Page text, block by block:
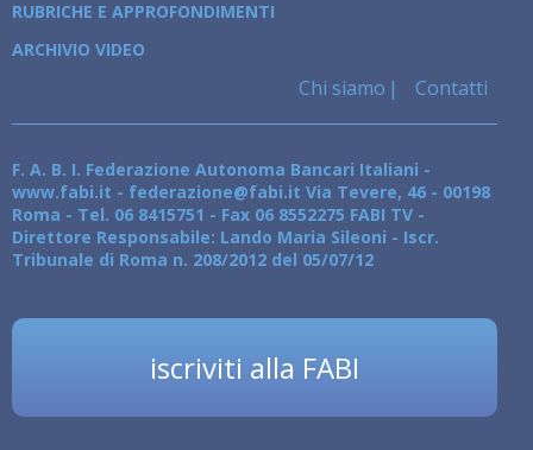
RUBRICHE E APPROFONDIMENTI
ARCHIVIO VIDEO
Chi siamo Contatti
F. A. B. I. Federazione Autonoma Bancari Italiani -
www.fabi.it - federazione@fabi.it Via Tevere, 46 - 00198
Roma - Tel. 06 8415751 - Fax 06 8552275 FABI TV -
Direttore Responsabile: Lando Maria Sileoni - Iscr.
Tribunale di Roma n. 208/2012 del 05/07/12
iscriviti alla FABI